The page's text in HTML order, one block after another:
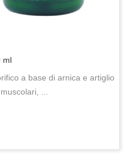
ml
a base di arnica e artiglio
...